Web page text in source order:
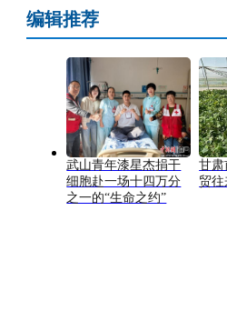
编辑推荐
武山青年漆星杰捐干
细胞赴一场十四万分
之一的“生命之约”
甘肃
贸往